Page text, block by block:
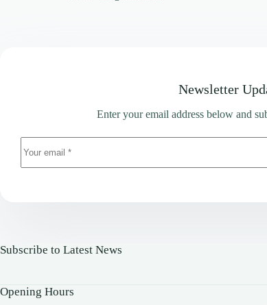
Newsletter
Enter your email address below and
Subscribe to Latest News
Opening Hours